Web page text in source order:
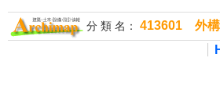
分 類 名： 413601 外構